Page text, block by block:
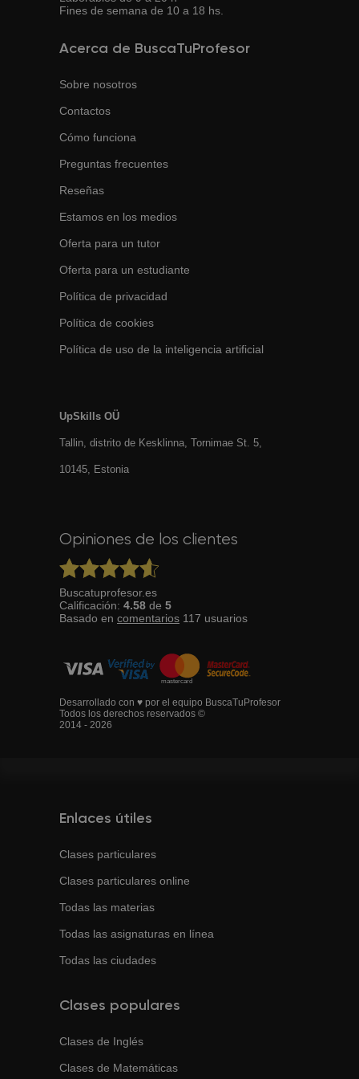
Fines de semana de 10 a 18 hs.
Acerca de BuscaTuProfesor
Sobre nosotros
Contactos
Cómo funciona
Preguntas frecuentes
Reseñas
Estamos en los medios
Oferta para un tutor
Oferta para un estudiante
Política de privacidad
Política de cookies
Política de uso de la inteligencia artificial
UpSkills OÜ
Tallin, distrito de Kesklinna, Tornimаe St. 5,
10145, Estonia
Opiniones de los clientes
Buscatuprofesor.es
Calificación: 4.58 de 5
Basado en comentarios 117 usuarios
Desarrollado con ♥ por el equipo BuscaTuProfesor
Todos los derechos reservados ©
2014 - 2026
Enlaces útiles
Clases particulares
Clases particulares online
Todas las materias
Todas las asignaturas en línea
Todas las ciudades
Clases populares
Clases de Inglés
Clases de Matemáticas